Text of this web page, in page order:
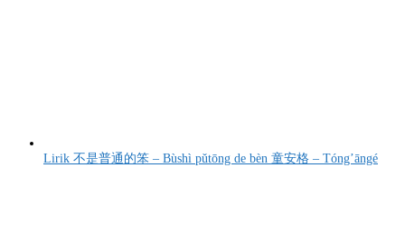
Lirik 不是普通的笨 – Bùshì pǔtōng de bèn 童安格 – Tóng’āngé